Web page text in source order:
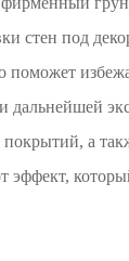
стен под
поможет
дальнейшей
а
эффект,